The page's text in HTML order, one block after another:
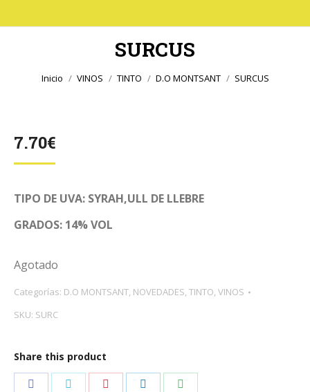
SURCUS
Estás aquí:
Inicio VINOS TINTO D.O MONTSANT SURCUS
7.70€
TIPO DE UVA: SYRAH,ULL DE LLEBRE
GRADOS: 14% VOL
Agotado
Categorías: D.O MONTSANT, NOVEDADES, TINTO, VINOS
SKU: SURC
Share this product